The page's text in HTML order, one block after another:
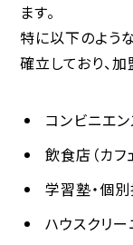
ます。
特に以下のよう
確立しており、
コンビニエン
飲食店（カフ
学習塾・個
ハウスクリ